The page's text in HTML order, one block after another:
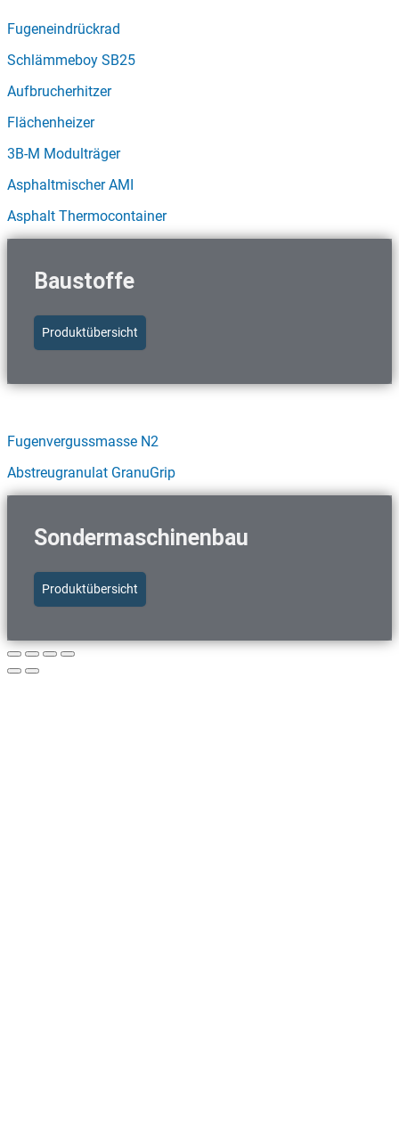
Fugeneindrückrad
Schlämmeboy SB25
Aufbrucherhitzer
Flächenheizer
3B-M Modulträger
Asphaltmischer AMI
Asphalt Thermocontainer
Baustoffe
Produktübersicht
Fugenvergussmasse N2
Abstreugranulat GranuGrip
Sondermaschinenbau
Produktübersicht